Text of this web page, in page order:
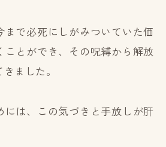
まで必死にしがみついていた価
ことができ、その呪縛から解放
ました。
には、この気づきと手放しが肝